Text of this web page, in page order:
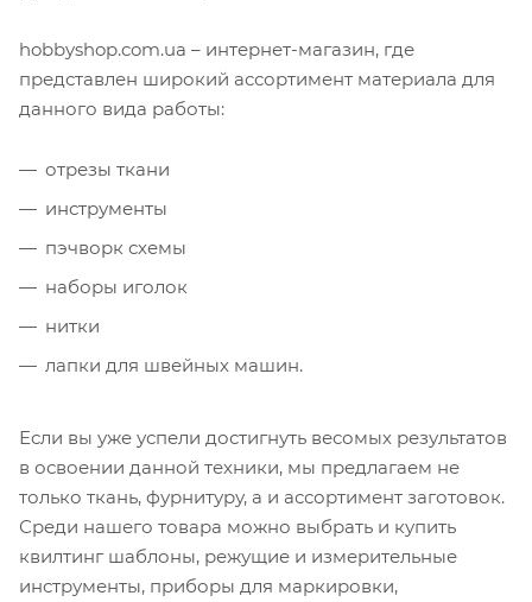
hobbyshop.com.ua – интернет-магазин, где
представлен широкий ассортимент материала для
данного вида работы:
отрезы ткани
инструменты
пэчворк схемы
наборы иголок
нитки
лапки для швейных машин.
Если вы уже успели достигнуть весомых результатов
в освоении данной техники, мы предлагаем не
только ткань, фурнитуру, а и ассортимент заготовок.
Среди нашего товара можно выбрать и купить
квилтинг шаблоны, режущие и измерительные
инструменты, приборы для маркировки,